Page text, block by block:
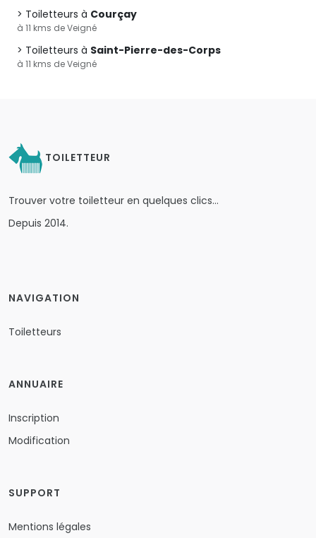
Toiletteurs à Courçay
à 11 kms de Veigné
Toiletteurs à Saint-Pierre-des-Corps
à 11 kms de Veigné
TOILETTEUR
Trouver votre toiletteur en quelques clics…
Depuis 2014.
NAVIGATION
Toiletteurs
ANNUAIRE
Inscription
Modification
SUPPORT
Mentions légales